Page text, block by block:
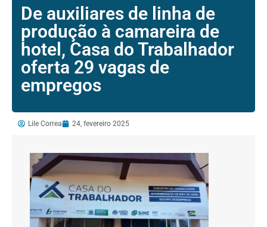
De auxiliares de linha de
produção à camareira de
hotel, Casa do Trabalhador
oferta 29 vagas de
empregos
Lile Correa 24, fevereiro 2025